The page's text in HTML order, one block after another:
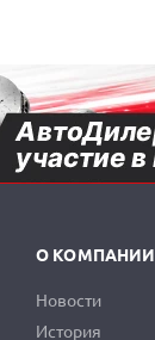
О КОМПАНИИ
Новости
История